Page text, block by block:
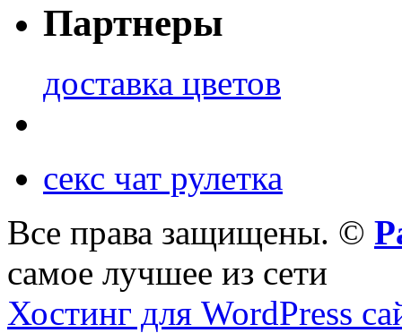
Партнеры
доставка цветов
секс чат рулетка
Все права защищены. ©
самое лучшее из сети
Хостинг для WordPress